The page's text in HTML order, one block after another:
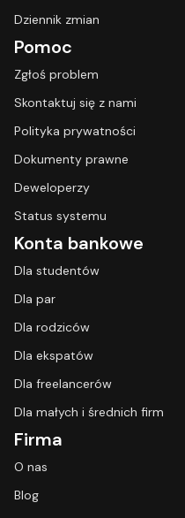
Dziennik zmian
Pomoc
Zgłoś problem
Skontaktuj się z nami
Polityka prywatności
Dokumenty prawne
Deweloperzy
Status systemu
Konta bankowe
Dla studentów
Dla par
Dla rodziców
Dla ekspatów
Dla freelancerów
Dla małych i średnich firm
Firma
O nas
Blog